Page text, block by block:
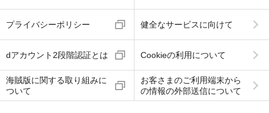
プライバシーポリシー 健全なサービスに向けて
dアカウント2段階認証とは Cookieの利用について
海賊版に関する取り組みに
ついて
お客さまのご利用端末から
の情報の外部送信について